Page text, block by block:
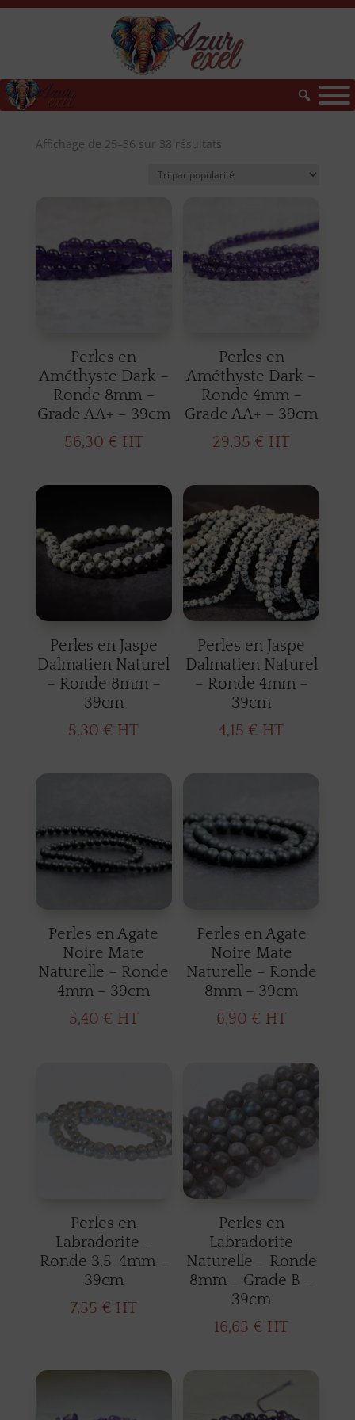
Affichage de 25–36 sur 38 résultatsTrié
popularité
Perles en
Améthyste Dark –
Ronde 8mm –
Grade AA+ – 39cm
56,30 € HT
Perles en
Améthyste Dark –
Ronde 4mm –
Grade AA+ – 39cm
29,35 € HT
Perles en Jaspe
Dalmatien Naturel
– Ronde 8mm –
39cm
5,30 € HT
Perles en Jaspe
Dalmatien Naturel
– Ronde 4mm –
39cm
4,15 € HT
Perles en Agate
Noire Mate
Naturelle – Ronde
4mm – 39cm
5,40 € HT
Perles en Agate
Noire Mate
Naturelle – Ronde
8mm – 39cm
6,90 € HT
Perles en
Labradorite –
Ronde 3,5-4mm –
39cm
7,55 € HT
Perles en
Labradorite
Naturelle – Ronde
8mm – Grade B –
39cm
16,65 € HT